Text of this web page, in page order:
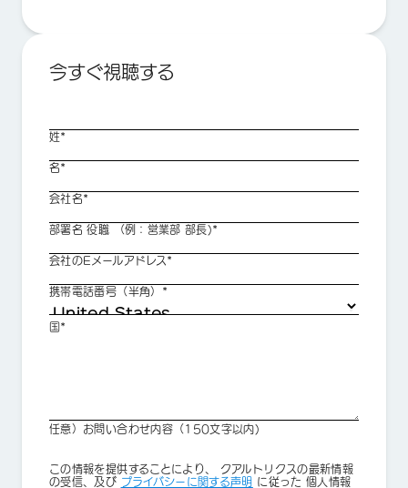
今すぐ視聴する
姓*
名*
会社名*
部署名 役職 （例：営業部 部長)*
会社のEメールアドレス*
携帯電話番号（半角）*
国*
任意）お問い合わせ内容（150文字以内)
Privacy
Optin
この情報を提供することにより、 クアルトリクスの最新情報
の受信、及び プライバシーに関する声明 に従った 個人情報